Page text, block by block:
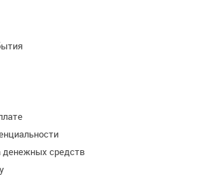
денежных средств